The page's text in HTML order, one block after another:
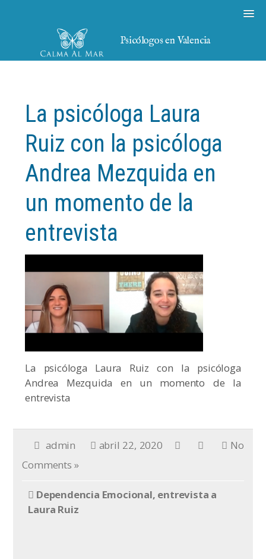
Psicólogos en Valencia
La psicóloga Laura
Ruiz con la psicóloga
Andrea Mezquida en
un momento de la
entrevista
La psicóloga Laura Ruiz con la psicóloga
Andrea Mezquida en un momento de la
entrevista
admin abril 22, 2020
No
Comments »
Dependencia Emocional, entrevista a
Laura Ruiz